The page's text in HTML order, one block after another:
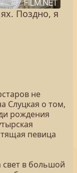
Поздно, я
не
Слуцкая о том,
рождения
певица
свет в большой